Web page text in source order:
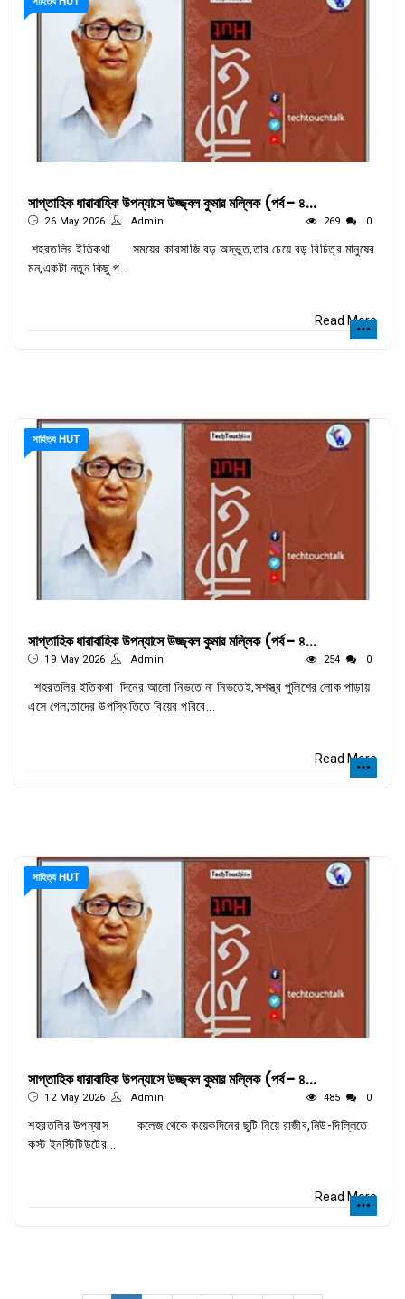
সাপ্তাহিক ধারাবাহিক উপন্যাসে উজ্জ্বল কুমার মল্লিক (পর্ব - ৪...
26 May 2026 Admin 269 0
শহরতলির ইতিকথা সময়ের কারসাজি বড় অদ্ভুত,তার চেয়ে বড় বিচিত্র মানুষের
মন,একটা নতুন কিছু প...
Read More
সাহিত্য HUT
সাপ্তাহিক ধারাবাহিক উপন্যাসে উজ্জ্বল কুমার মল্লিক (পর্ব - ৪...
19 May 2026 Admin 254 0
শহরতলির ইতিকথা দিনের আলো নিভতে না নিভতেই,সশস্ত্র পুলিশের লোক পাড়ায়
এসে গেল;তাদের উপস্থিতিতে বিয়ের পরিবে...
Read More
সাহিত্য HUT
সাপ্তাহিক ধারাবাহিক উপন্যাসে উজ্জ্বল কুমার মল্লিক (পর্ব - ৪...
12 May 2026 Admin 485 0
শহরতলির উপন্যাস কলেজ থেকে কয়েকদিনের ছুটি নিয়ে রাজীব,নিউ-দিল্লিতে
কস্ট ইনস্টিটিউটের...
Read More